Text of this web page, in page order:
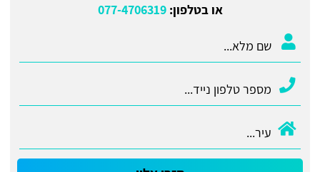
או בטלפון:077-4706319